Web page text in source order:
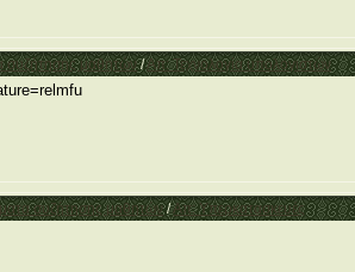
συζήτησης μαθητών/Απ: Τεχνολογία υπολογιστών
συζήτησης μαθητών/Απ: Υπερκατασκευές